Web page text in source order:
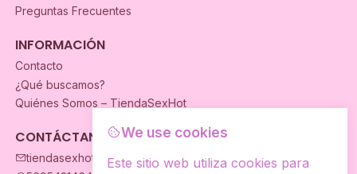
Preguntas Frecuentes
INFORMACIÓN
Contacto
¿Qué buscamos?
Quiénes Somos – TiendaSexHot
CONTÁCTANOS
tiendasexhot@gmail.com
We use cookies
Este sitio web utiliza cookies para